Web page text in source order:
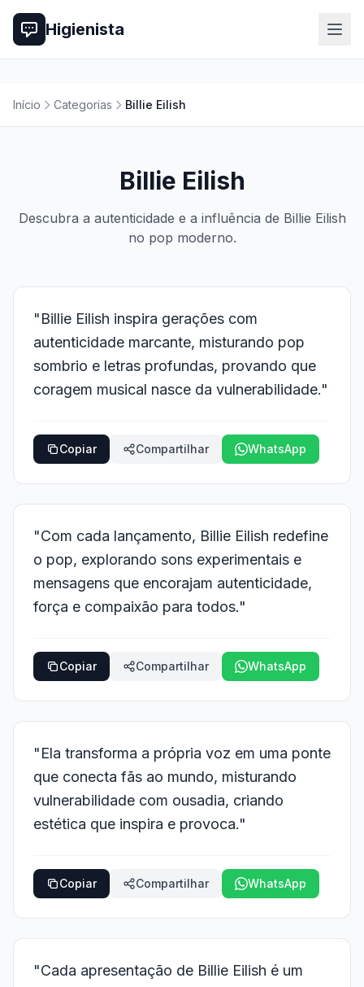
Higienista
Início Categorias Billie Eilish
Billie Eilish
Descubra a autenticidade e a influência de Billie Eilish
no pop moderno.
"Billie Eilish inspira gerações com
autenticidade marcante, misturando pop
sombrio e letras profundas, provando que
coragem musical nasce da vulnerabilidade."
Copiar Compartilhar WhatsApp
"Com cada lançamento, Billie Eilish redefine
o pop, explorando sons experimentais e
mensagens que encorajam autenticidade,
força e compaixão para todos."
Copiar Compartilhar WhatsApp
"Ela transforma a própria voz em uma ponte
que conecta fãs ao mundo, misturando
vulnerabilidade com ousadia, criando
estética que inspira e provoca."
Copiar Compartilhar WhatsApp
"Cada apresentação de Billie Eilish é um